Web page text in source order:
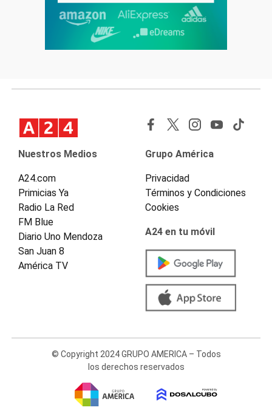
Nuestros Medios
A24.com
Primicias Ya
Radio La Red
FM Blue
Diario Uno Mendoza
San Juan 8
América TV
Grupo América
Privacidad
Términos y Condiciones
Cookies
A24 en tu móvil
© Copyright 2024 GRUPO AMERICA – Todos
los derechos reservados